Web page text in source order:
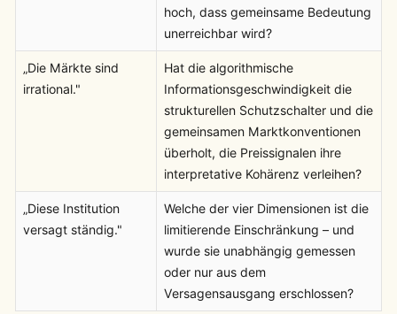
hoch, dass gemeinsame Bedeutung
unerreichbar wird?
„Die Märkte sind
irrational."
Hat die algorithmische
Informationsgeschwindigkeit die
strukturellen Schutzschalter und die
gemeinsamen Marktkonventionen
überholt, die Preissignalen ihre
interpretative Kohärenz verleihen?
„Diese Institution
versagt ständig."
Welche der vier Dimensionen ist die
limitierende Einschränkung – und
wurde sie unabhängig gemessen
oder nur aus dem
Versagensausgang erschlossen?